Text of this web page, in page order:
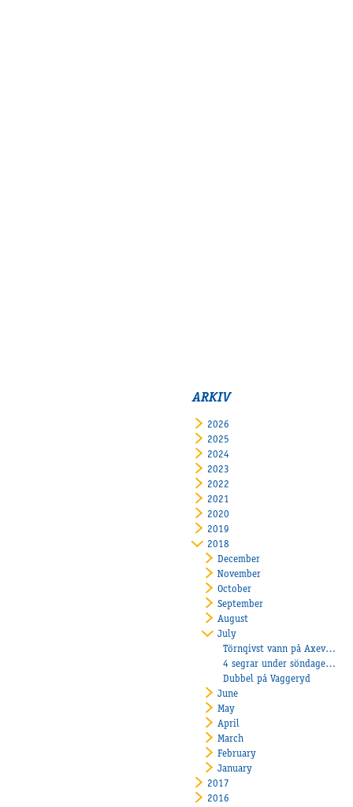
ARKIV
2026
2025
2024
2023
2022
2021
2020
2019
2018
December
November
October
September
August
July
Törnqivst vann på Axevalla!
4 segrar under söndagens Breddlopp
Dubbel på Vaggeryd
June
May
April
March
February
January
2017
2016